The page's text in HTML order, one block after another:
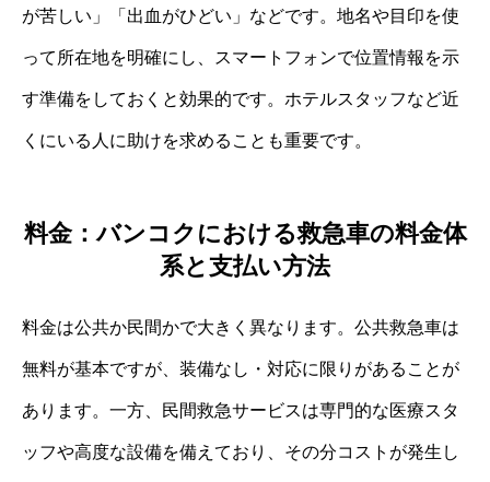
が苦しい」「出血がひどい」などです。地名や目印を使
って所在地を明確にし、スマートフォンで位置情報を示
す準備をしておくと効果的です。ホテルスタッフなど近
くにいる人に助けを求めることも重要です。
料金：バンコクにおける救急車の料金体
系と支払い方法
料金は公共か民間かで大きく異なります。公共救急車は
無料が基本ですが、装備なし・対応に限りがあることが
あります。一方、民間救急サービスは専門的な医療スタ
ッフや高度な設備を備えており、その分コストが発生し